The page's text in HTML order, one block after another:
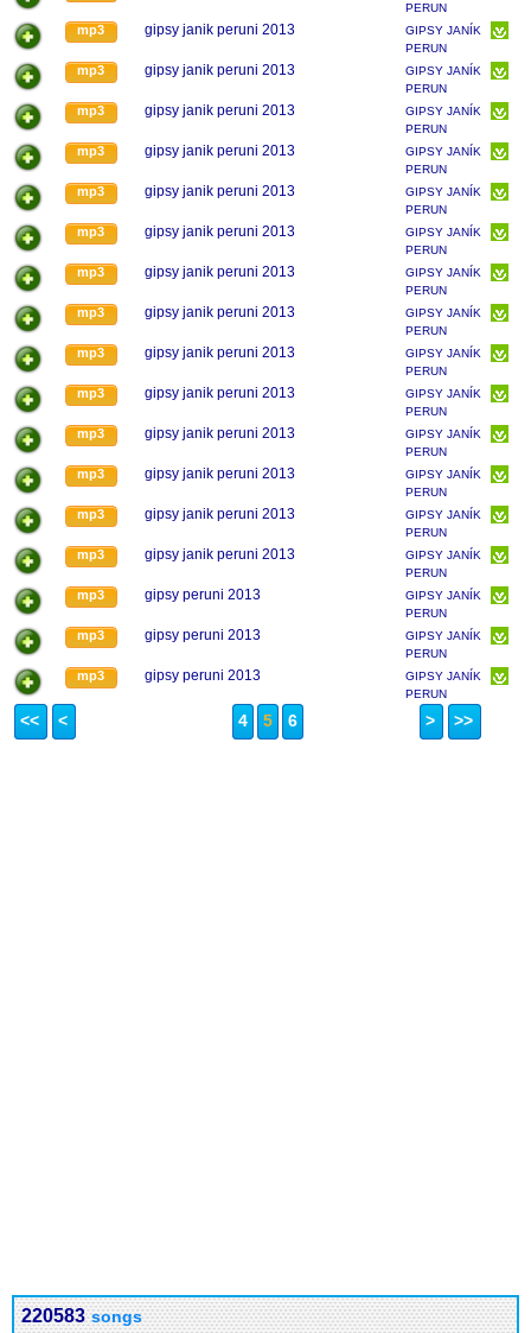
PERUN
mp3 gipsy janik peruni 2013
GIPSY JANÍK
PERUN
mp3 gipsy janik peruni 2013
GIPSY JANÍK
PERUN
mp3 gipsy janik peruni 2013
GIPSY JANÍK
PERUN
mp3 gipsy janik peruni 2013
GIPSY JANÍK
PERUN
mp3 gipsy janik peruni 2013
GIPSY JANÍK
PERUN
mp3 gipsy janik peruni 2013
GIPSY JANÍK
PERUN
mp3 gipsy janik peruni 2013
GIPSY JANÍK
PERUN
mp3 gipsy janik peruni 2013
GIPSY JANÍK
PERUN
mp3 gipsy janik peruni 2013
GIPSY JANÍK
PERUN
mp3 gipsy janik peruni 2013
GIPSY JANÍK
PERUN
mp3 gipsy janik peruni 2013
GIPSY JANÍK
PERUN
mp3 gipsy janik peruni 2013
GIPSY JANÍK
PERUN
mp3 gipsy janik peruni 2013
GIPSY JANÍK
PERUN
mp3 gipsy janik peruni 2013
GIPSY JANÍK
PERUN
mp3 gipsy peruni 2013
GIPSY JANÍK
PERUN
mp3 gipsy peruni 2013
GIPSY JANÍK
PERUN
mp3 gipsy peruni 2013
GIPSY JANÍK
PERUN
<< < 4 5 6 > >>
220583 songs